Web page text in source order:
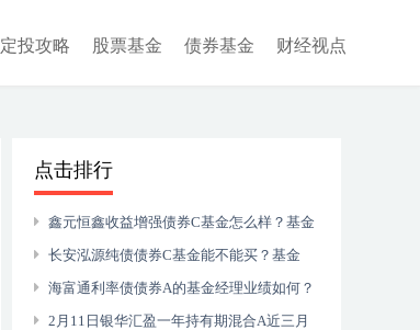
定投攻略 股票基金 债券基金 财经视点
点击排行
鑫元恒鑫收益增强债券C基金怎么样？基金
主要买入哪些股票？（2021年第二季度）
长安泓源纯债债券C基金能不能买？基金
2021年第三季度表现如何？
海富通利率债债券A的基金经理业绩如何？
基金持仓了哪些债券？（2021年第一季度）
2月11日银华汇盈一年持有期混合A近三月